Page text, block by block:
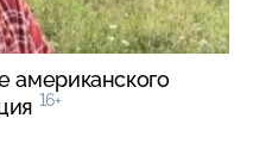
американского
16+